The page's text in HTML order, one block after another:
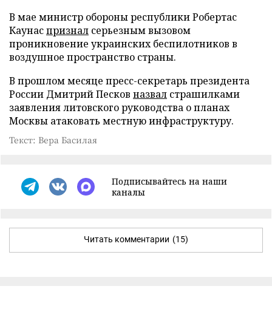
В мае министр обороны республики Робертас
Каунаспризнал серьезным вызовом
проникновение украинских беспилотников в
воздушное пространство страны.
В прошлом месяце пресс-секретарь президента
России Дмитрий Песков назвал страшилками
заявления литовского руководства о планах
Москвы атаковать местную инфраструктуру.
Текст: Вера Басилая
Подписывайтесь на наши
каналы
Читать комментарии (15)